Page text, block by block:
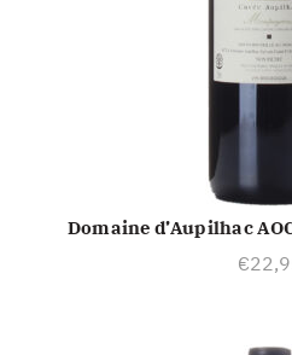
TOEVOEGEN
Domaine d’Aupilhac
€